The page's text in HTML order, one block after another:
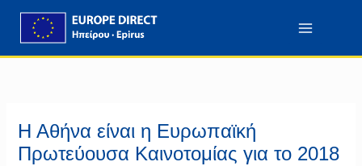
περιεχόμενο
περιεχόμενο
Η Αθήνα είναι η Ευρωπαϊκή
Πρωτεύουσα Καινοτομίας για το 2018